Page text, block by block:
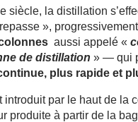
siècle, la distillation
»,
aussi appelé «
de distillation » — qui
plus rapide et
introduit par le haut de la
produite à partir de la